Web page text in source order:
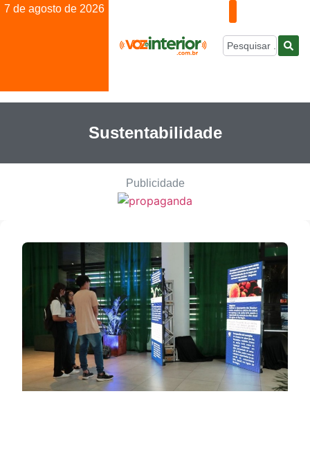
7 de agosto de 2026
Sustentabilidade
Publicidade